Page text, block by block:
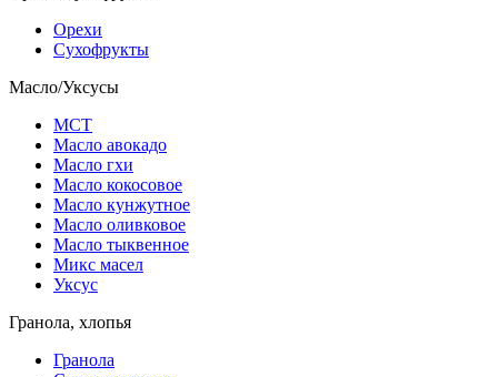
Орехи
Сухофрукты
Масло/Уксусы
МСТ
Масло авокадо
Масло гхи
Масло кокосовое
Масло кунжутное
Масло оливковое
Масло тыквенное
Микс масел
Уксус
Гранола, хлопья
Гранола